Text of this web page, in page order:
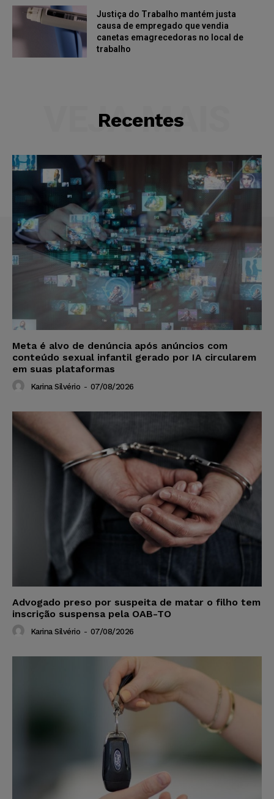
Justiça do Trabalho mantém justa
causa de empregado que vendia
canetas emagrecedoras no local de
trabalho
Recentes
VEJA MAIS
Meta é alvo de denúncia após anúncios com
conteúdo sexual infantil gerado por IA circularem
em suas plataformas
Karina Silvério - 07/08/2026
Advogado preso por suspeita de matar o filho tem
inscrição suspensa pela OAB-TO
Karina Silvério - 07/08/2026